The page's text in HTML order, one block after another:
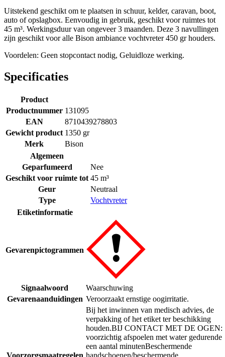
Uitstekend geschikt om te plaatsen in schuur, kelder, caravan, boot,
auto of opslagbox. Eenvoudig in gebruik, geschikt voor ruimtes tot
45 m³. Werkingsduur van ongeveer 3 maanden. Deze 3 navullingen
zijn geschikt voor alle Bison ambiance vochtvreter 450 gr houders.
Voordelen: Geen stopcontact nodig, Geluidloze werking.
Specificaties
Product
Productnummer 131095
EAN
8710439278803
Gewicht product 1350 gr
Merk
Bison
Algemeen
Geparfumeerd
Nee
Geschikt voor ruimte tot 45 m³
Geur
Neutraal
Type
Vochtvreter
Etiketinformatie
Gevarenpictogrammen
Signaalwoord
Waarschuwing
Gevarenaanduidingen Veroorzaakt ernstige oogirritatie.
Voorzorgsmaatregelen
Bij het inwinnen van medisch advies, de
verpakking of het etiket ter beschikking
houden.BIJ CONTACT MET DE OGEN:
voorzichtig afspoelen met water gedurende
een aantal minutenBeschermende
handschoenen/beschermende